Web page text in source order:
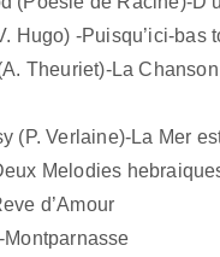
Hugo) -Puisqu’ici-bas
Theuriet)-La
(P. Verlaine)-La Mer
Melodies
d’Amour
Montparnasse